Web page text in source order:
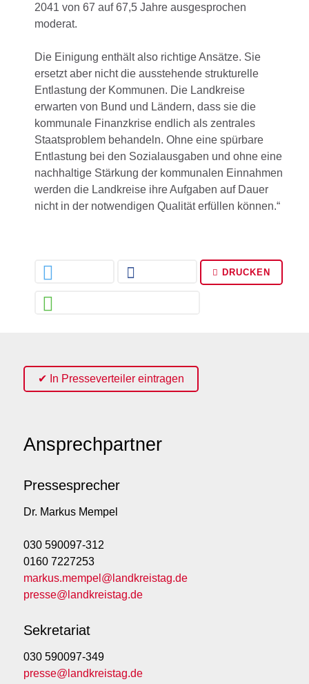
2041 von 67 auf 67,5 Jahre ausgesprochen
moderat.
Die Einigung enthält also richtige Ansätze. Sie
ersetzt aber nicht die ausstehende strukturelle
Entlastung der Kommunen. Die Landkreise
erwarten von Bund und Ländern, dass sie die
kommunale Finanzkrise endlich als zentrales
Staatsproblem behandeln. Ohne eine spürbare
Entlastung bei den Sozialausgaben und ohne eine
nachhaltige Stärkung der kommunalen Einnahmen
werden die Landkreise ihre Aufgaben auf Dauer
nicht in der notwendigen Qualität erfüllen können.“
DRUCKEN
✔ In Presseverteiler eintragen
Ansprechpartner
Pressesprecher
Dr. Markus Mempel
030 590097-312
0160 7227253
markus.mempel@landkreistag.de
presse@landkreistag.de
Sekretariat
030 590097-349
presse@landkreistag.de